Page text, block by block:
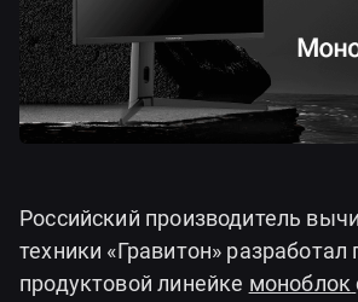
Российский производитель
техники «Гравитон»
продуктовой линейке моноблок